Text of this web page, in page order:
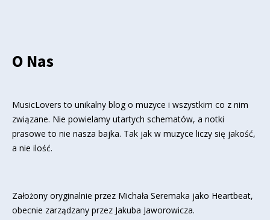
O Nas
MusicLovers to unikalny blog o muzyce i wszystkim co z nim
związane. Nie powielamy utartych schematów, a notki
prasowe to nie nasza bajka. Tak jak w muzyce liczy się jakość,
a nie ilość.
Założony oryginalnie przez Michała Seremaka jako Heartbeat,
obecnie zarządzany przez Jakuba Jaworowicza.